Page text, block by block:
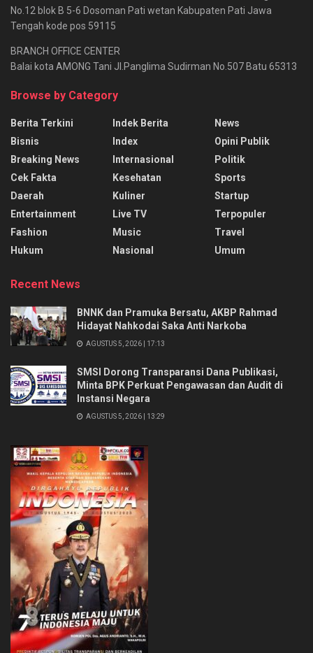
No.12 blok B 5-6 Dosoman Pati wetan Kabupaten Pati Jawa
Tengah kode pos 59115
BRANCH OFFICE CENTER
Balai kota AMONG Tani Jl.Panglima Sudirman No.507 Batu 65313
Browse by Category
Berita Terkini
Bisnis
Breaking News
Cek Fakta
Daerah
Entertainment
Fashion
Hukum
Indek Berita
Index
Internasional
Kesehatan
Kuliner
Live TV
Music
Nasional
News
Opini Publik
Politik
Sports
Startup
Terpopuler
Travel
Umum
Recent News
BNNK dan Pramuka Bersatu, AKBP Rahmad
Hidayat Nahkodai Saka Anti Narkoba
AGUSTUS 5, 2026 | 17:13
SMSI Dorong Transparansi Dana Publikasi,
Minta BPK Perkuat Pengawasan dan Audit di
Instansi Negara
AGUSTUS 5, 2026 | 13:29